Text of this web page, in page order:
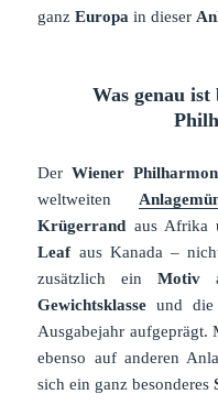
ganzEuropa in dieser
Was genau ist
DerWiener
weltweiten
Krügerrand aus Afrika
Leafaus Kanada –
zusätzlich einMotiv
Gewichtsklasse und die
Ausgabejahr aufgeprägt.
ebenso auf anderen
sich ein ganz besonderes